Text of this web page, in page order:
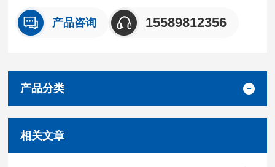
产品咨询 15589812356
产品分类
相关文章